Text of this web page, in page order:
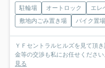
駐輪場 オートロック エレ
敷地内ごみ置き場
バイク置
ＹＦセントラルヒルズを見て頂
金等の交渉も私にお任せくださ
見る